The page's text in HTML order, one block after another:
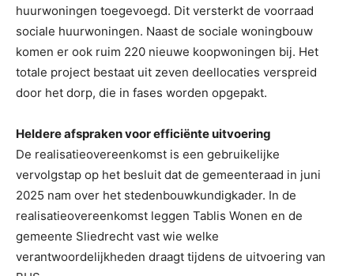
huurwoningen toegevoegd. Dit versterkt de voorraad
sociale huurwoningen. Naast de sociale woningbouw
komen er ook ruim 220 nieuwe koopwoningen bij. Het
totale project bestaat uit zeven deellocaties verspreid
door het dorp, die in fases worden opgepakt.
Heldere afspraken voor efficiënte uitvoering
De realisatieovereenkomst is een gebruikelijke
vervolgstap op het besluit dat de gemeenteraad in juni
2025 nam over het stedenbouwkundigkader. In de
realisatieovereenkomst leggen Tablis Wonen en de
gemeente Sliedrecht vast wie welke
verantwoordelijkheden draagt tijdens de uitvoering van